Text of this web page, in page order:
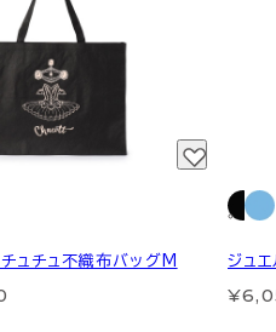
ュチュ不織布バッグM ジュ